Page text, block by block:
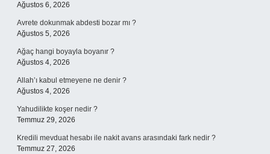
Ağustos 6, 2026
Avrete dokunmak abdesti bozar mı ?
Ağustos 5, 2026
Ağaç hangi boyayla boyanır ?
Ağustos 4, 2026
Allah’ı kabul etmeyene ne denir ?
Ağustos 4, 2026
Yahudilikte koşer nedir ?
Temmuz 29, 2026
Kredili mevduat hesabı ile nakit avans arasındaki fark nedir ?
Temmuz 27, 2026